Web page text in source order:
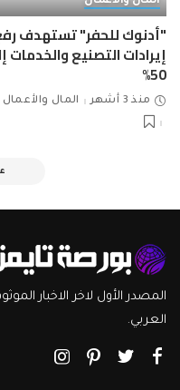
"أدنوك للحفر" تستهدف
إيرادات التصنيع والخدمات
50%
منذ 3 أشهر المال والأعمال
المصدر الأول لاخر الاخبار
العربي.